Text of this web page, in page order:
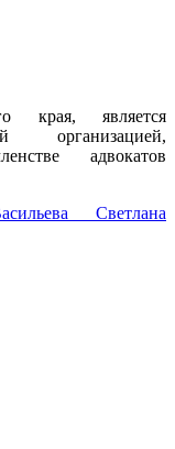
края, является
организацией,
адвокатов
Светлана